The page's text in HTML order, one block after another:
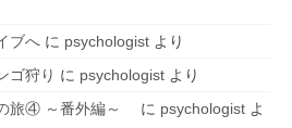
ブへ に psychologist より
ゴ狩り に psychologist より
旅④ ～番外編～
に psychologist よ